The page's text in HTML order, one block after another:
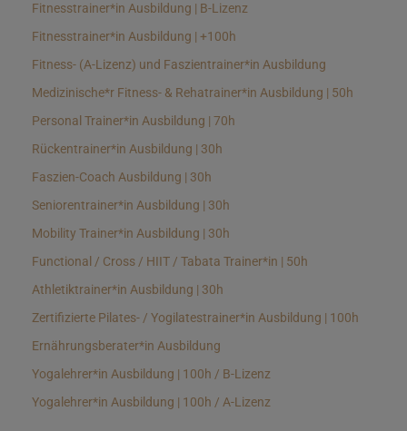
Fitnesstrainer*in Ausbildung | B-Lizenz
Fitnesstrainer*in Ausbildung | +100h
Fitness- (A-Lizenz) und Faszientrainer*in Ausbildung
Medizinische*r Fitness- & Rehatrainer*in Ausbildung | 50h
Personal Trainer*in Ausbildung | 70h
Rückentrainer*in Ausbildung | 30h
Faszien-Coach Ausbildung | 30h
Seniorentrainer*in Ausbildung | 30h
Mobility Trainer*in Ausbildung | 30h
Functional / Cross / HIIT / Tabata Trainer*in | 50h
Athletiktrainer*in Ausbildung | 30h
Zertifizierte Pilates- / Yogilatestrainer*in Ausbildung | 100h
Ernährungsberater*in Ausbildung
Yogalehrer*in Ausbildung | 100h / B-Lizenz
Yogalehrer*in Ausbildung | 100h / A-Lizenz